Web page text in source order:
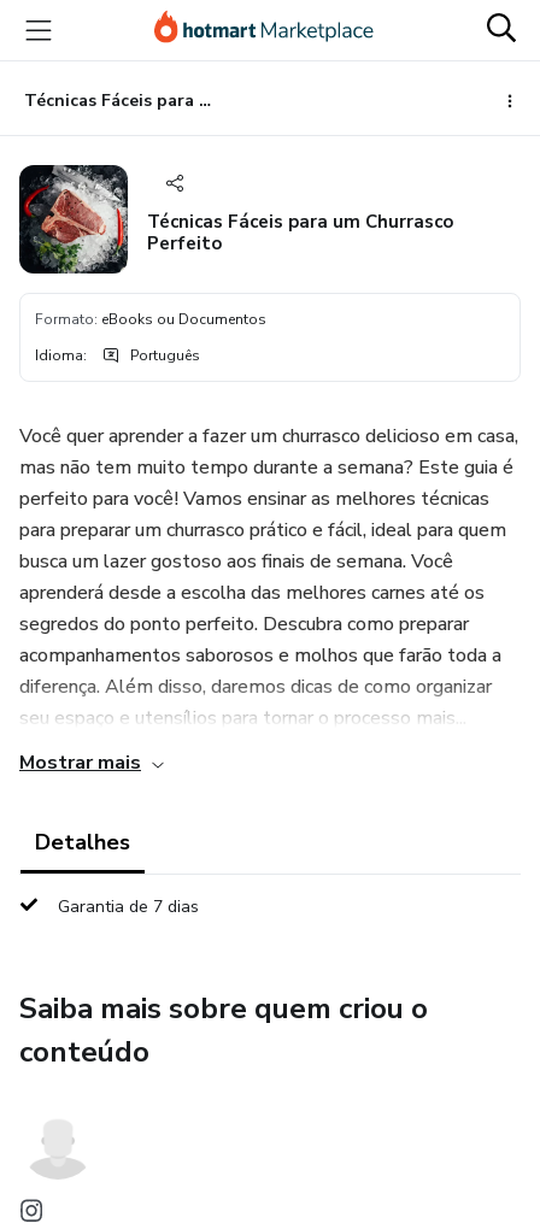
para
conteúdo
principal
para
pagamento
para
rodapé
Técnicas Fáceis para um Churrasco Perfeito
Técnicas Fáceis para um Churrasco
Perfeito
Formato: eBooks ou Documentos
Idioma: Português
Você quer aprender a fazer um churrasco delicioso em casa,
mas não tem muito tempo durante a semana? Este guia é
perfeito para você! Vamos ensinar as melhores técnicas
para preparar um churrasco prático e fácil, ideal para quem
busca um lazer gostoso aos finais de semana. Você
aprenderá desde a escolha das melhores carnes até os
segredos do ponto perfeito. Descubra como preparar
acompanhamentos saborosos e molhos que farão toda a
diferença. Além disso, daremos dicas de como organizar
seu espaço e utensílios para tornar o processo mais...
Mostrar mais
Detalhes
Garantia de 7 dias
Saiba mais sobre quem criou o
conteúdo